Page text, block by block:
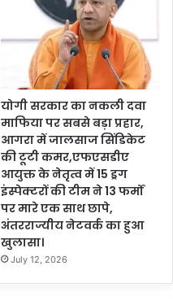
योगी सरकार का नकली दवा
माफिया पर सबसे बड़ा प्रहार,
आगरा में जालसाज सिंडिकेट
की टूटी कमर,एफएसडीए
आयुक्त के नेतृत्व में 15 ड्रग
इंस्पेक्टरों की टीम ने 13 फर्मों
पर मारे एक साथ छापे,
अंतरराज्यीय नेटवर्क का हुआ
खुलासा।
July 12, 2026